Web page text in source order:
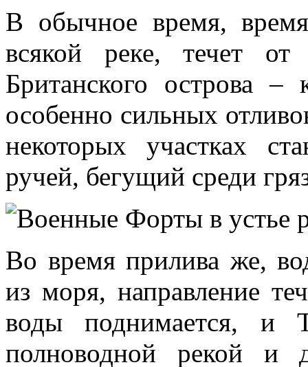
В обычное время,
всякой реке, течет
Британского острова
особенно сильных
некоторых участках
ручей, бегущий среди
Во время прилива же,
из моря, направление
воды поднимается, и
полноводной рекой и